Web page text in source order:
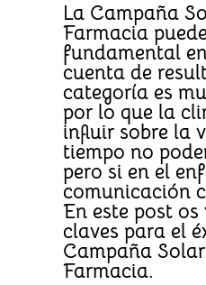
La Campaña
Farmacia
fundamental
cuenta de
categoría es
por lo que la
influir sobre la
tiempo no
pero si en el
comunicación
En este post
claves para el
Campaña
Farmacia.